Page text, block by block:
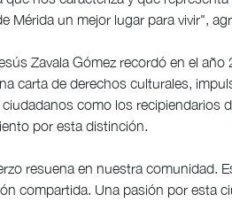
Mérida un mejor lugar para vivir",
Zavala Gómez recordó en el
carta de derechos culturales,
como los recipiendarios
por esta distinción.
resuena en nuestra comunidad.
compartida. Una pasión por esta